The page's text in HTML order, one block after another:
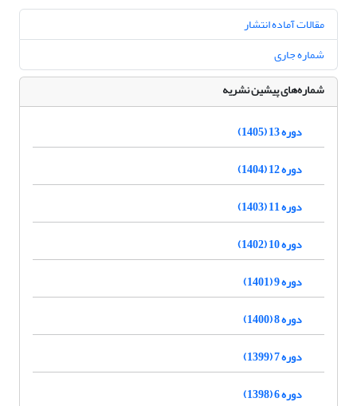
مقالات آماده انتشار
شماره جاری
شماره‌های پیشین نشریه
دوره 13 (1405)
دوره 12 (1404)
دوره 11 (1403)
دوره 10 (1402)
دوره 9 (1401)
دوره 8 (1400)
دوره 7 (1399)
دوره 6 (1398)